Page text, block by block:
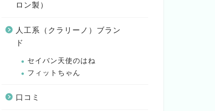
ロン製）
人工系（クラリーノ）ブラン
ド
セイバン天使のはね
フィットちゃん
口コミ